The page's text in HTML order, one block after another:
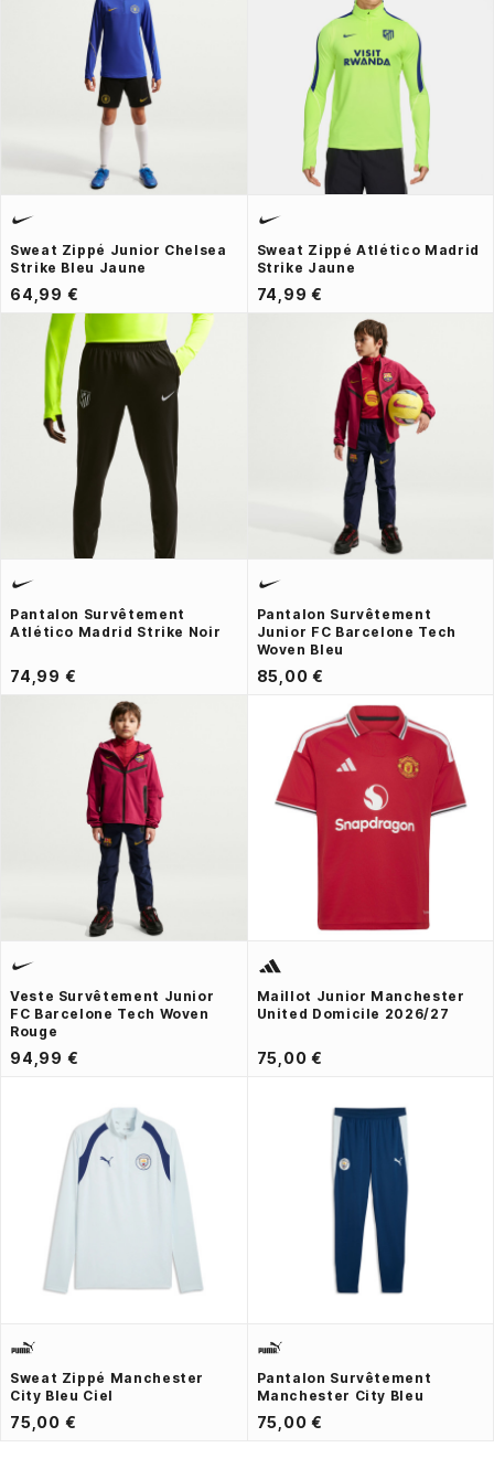
Sweat Zippé Junior Chelsea
Strike Bleu Jaune
64,99 €
Sweat Zippé Atlético Madrid
Strike Jaune
74,99 €
Pantalon Survêtement
Atlético Madrid Strike Noir
74,99 €
Pantalon Survêtement
Junior FC Barcelone Tech
Woven Bleu
85,00 €
Veste Survêtement Junior
FC Barcelone Tech Woven
Rouge
94,99 €
Maillot Junior Manchester
United Domicile 2026/27
75,00 €
Sweat Zippé Manchester
City Bleu Ciel
75,00 €
Pantalon Survêtement
Manchester City Bleu
75,00 €